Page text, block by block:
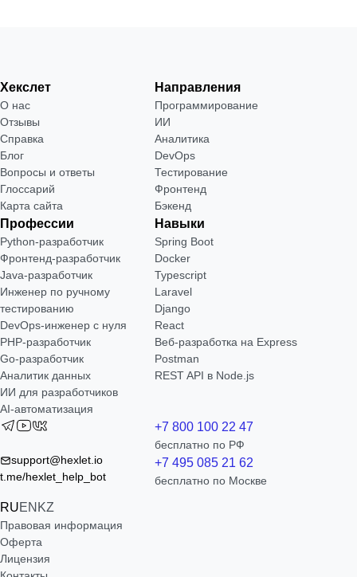
Хекслет
О нас
Отзывы
Справка
Блог
Вопросы и ответы
Глоссарий
Карта сайта
Направления
Программирование
ИИ
Аналитика
DevOps
Тестирование
Фронтенд
Бэкенд
Профессии
Python-разработчик
Фронтенд-разработчик
Java-разработчик
Инженер по ручному
тестированию
DevOps-инженер с нуля
РНР-разработчик
Go-разработчик
Аналитик данных
ИИ для разработчиков
AI-автоматизация
Навыки
Spring Boot
Docker
Typescript
Laravel
Django
React
Веб-разработка на Express
Postman
REST API в Node.js
support@hexlet.io
t.me/hexlet_help_bot
RUEN KZ
+7 800 100 22 47
бесплатно по РФ
+7 495 085 21 62
бесплатно по Москве
Правовая информация
Оферта
Лицензия